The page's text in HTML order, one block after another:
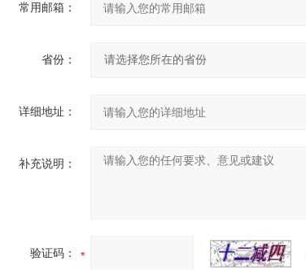
常用邮箱：
省份：
详细地址：
补充说明：
验证码：